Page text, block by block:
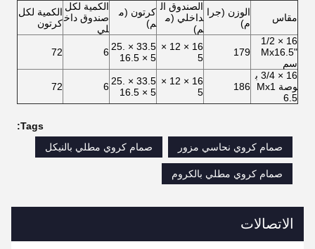
مقاس
الوزن (جرا
م)
الصندوق ال
داخلي (م
م)
كرتون (م
م)
الكمية لكل
صندوق داخ
لي
الكمية لكل
كرتون
16 × 1/2
"Mx16.5
سم
179
16 × 12 ×
5
33.5 × 25.
5 × 16.5
6
72
16 × 3/4 ب
وصة Mx1
6.5
186
16 × 12 ×
5
33.5 × 25.
5 × 16.5
6
72
Tags:
صمام كروي نحاسي مزور
صمام كروي مطلي بالنيكل
صمام كروي مطلي بالكروم
الاتصالات